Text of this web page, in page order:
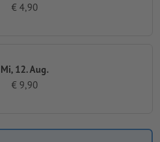
€ 4,90
Mi, 12. Aug.
€ 9,90